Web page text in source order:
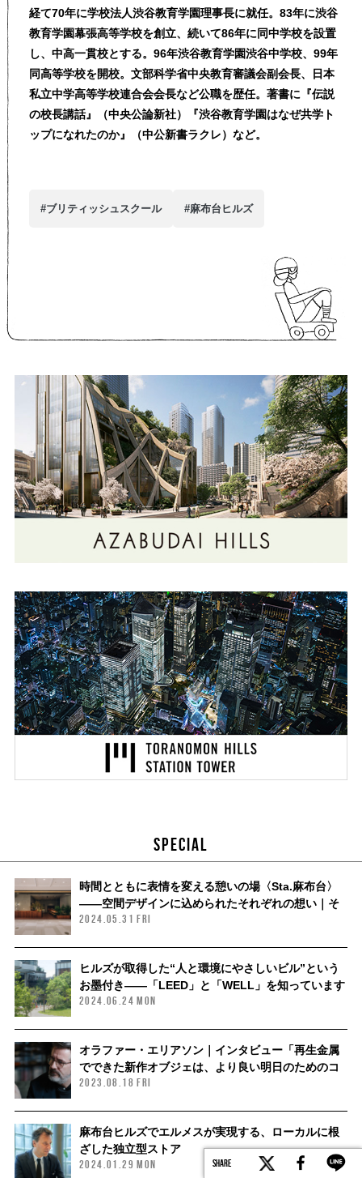
SHARE
経て70年に学校法人渋谷教育学園理事長に就任。83年に渋谷
教育学園幕張高等学校を創立、続いて86年に同中学校を設置
し、中高一貫校とする。96年渋谷教育学園渋谷中学校、99年
同高等学校を開校。文部科学省中央教育審議会副会長、日本
私立中学高等学校連合会会長など公職を歴任。著書に『伝説
の校長講話』（中央公論新社）『渋谷教育学園はなぜ共学ト
ップになれたのか』（中公新書ラクレ）など。
#ブリティッシュスクール #麻布台ヒルズ
SPECIAL
時間とともに表情を変える憩いの場〈Sta.麻布台〉
——空間デザインに込められたそれぞれの想い｜そ
の３
2024.05.31 FRI
ヒルズが取得した“人と環境にやさしいビル”という
お墨付き——「LEED」と「WELL」を知っています
か？
2024.06.24 MON
オラファー・エリアソン｜インタビュー「再生金属
でできた新作オブジェは、より良い明日のためのコ
ミットメントなのです」
2023.08.18 FRI
麻布台ヒルズでエルメスが実現する、ローカルに根
ざした独立型ストア
2024.01.29 MON